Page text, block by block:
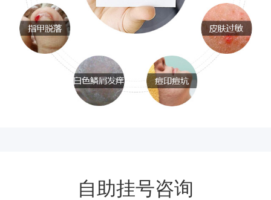
自助挂号咨询